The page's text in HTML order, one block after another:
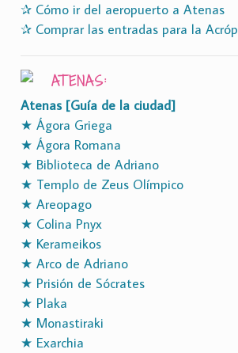
✰ Cómo ir del aeropuerto a Atenas
✰ Comprar las entradas para la
ATENAS:
Atenas [Guía de la ciudad]
★ Ágora Griega
★ Ágora Romana
★ Biblioteca de Adriano
★ Templo de Zeus Olímpico
★ Areopago
★ Colina Pnyx
★ Kerameikos
★ Arco de Adriano
★ Prisión de Sócrates
★ Plaka
★ Monastiraki
★ Exarchia